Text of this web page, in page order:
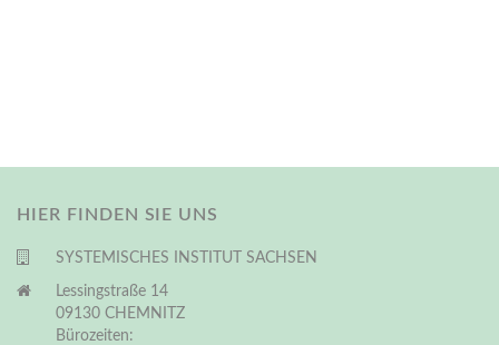
HIER FINDEN SIE UNS
SYSTEMISCHES INSTITUT SACHSEN
Lessingstraße 14
09130 CHEMNITZ
Bürozeiten: